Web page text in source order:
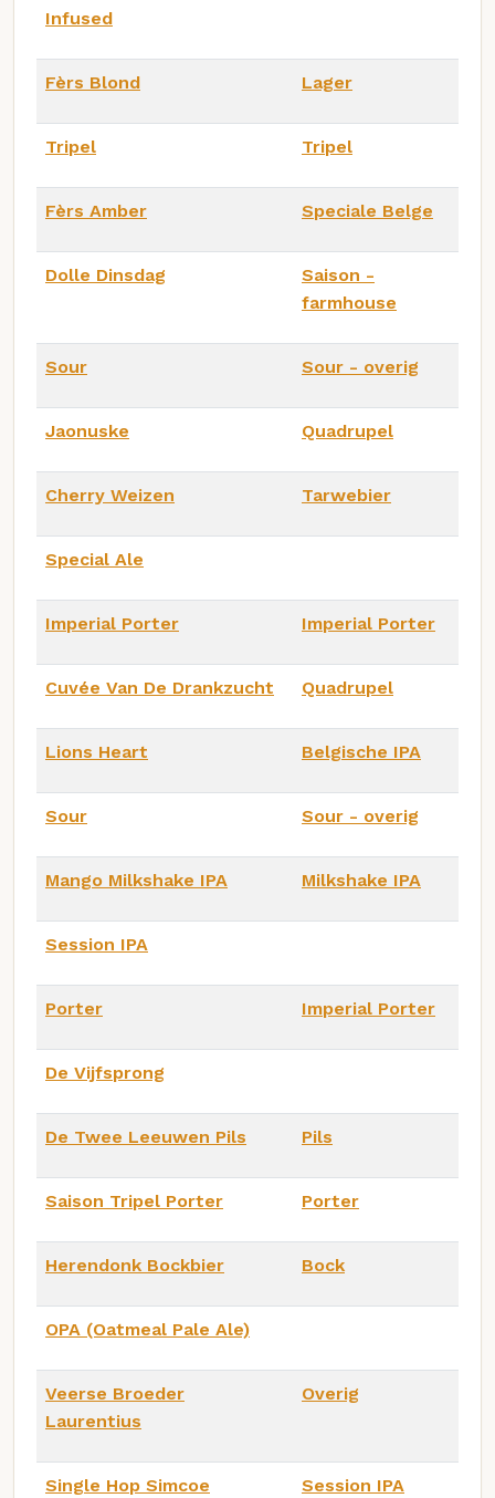
Infused
Fèrs Blond Lager
Tripel Tripel
Fèrs Amber Speciale Belge
Dolle Dinsdag
Saison -
farmhouse
Sour Sour - overig
Jaonuske Quadrupel
Cherry Weizen Tarwebier
Special Ale
Imperial Porter Imperial Porter
Cuvée Van De Drankzucht Quadrupel
Lions Heart Belgische IPA
Sour Sour - overig
Mango Milkshake IPA Milkshake IPA
Session IPA
Porter Imperial Porter
De Vijfsprong
De Twee Leeuwen Pils Pils
Saison Tripel Porter Porter
Herendonk Bockbier Bock
OPA (Oatmeal Pale Ale)
Veerse Broeder
Laurentius
Overig
Single Hop Simcoe
Session IPA